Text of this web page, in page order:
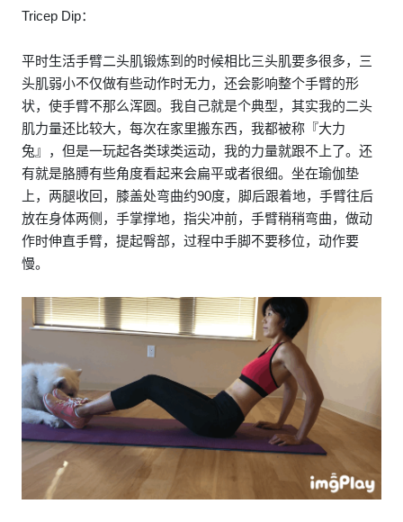
Tricep Dip：
平时生活手臂二头肌锻炼到的时候相比三头肌要多很多，三
头肌弱小不仅做有些动作时无力，还会影响整个手臂的形
状，使手臂不那么浑圆。我自己就是个典型，其实我的二头
肌力量还比较大，每次在家里搬东西，我都被称『大力
兔』，但是一玩起各类球类运动，我的力量就跟不上了。还
有就是胳膊有些角度看起来会扁平或者很细。坐在瑜伽垫
上，两腿收回，膝盖处弯曲约90度，脚后跟着地，手臂往后
放在身体两侧，手掌撑地，指尖冲前，手臂稍稍弯曲，做动
作时伸直手臂，提起臀部，过程中手脚不要移位，动作要
慢。